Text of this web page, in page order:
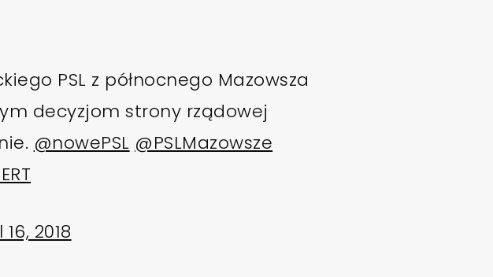
PSL z północnego Mazowsza
decyzjom strony rządowej
@nowePSL @PSLMazowsze
2018